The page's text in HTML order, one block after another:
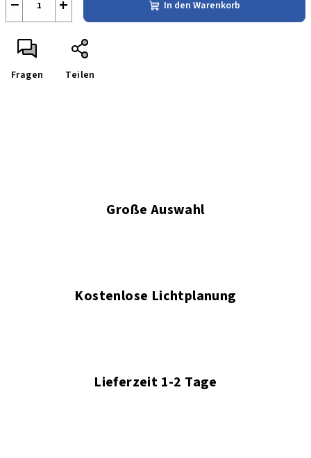
+
− In den Warenkorb
Fragen Teilen
Große Auswahl
Kostenlose Lichtplanung
Lieferzeit 1-2 Tage